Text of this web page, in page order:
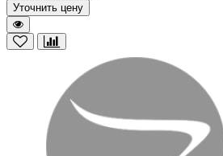
Уточнить цену